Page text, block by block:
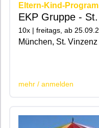
Eltern-Kind-
EKP Gruppe -
10x | freitags, ab
München, St. Vinzenz
mehr / anmelden